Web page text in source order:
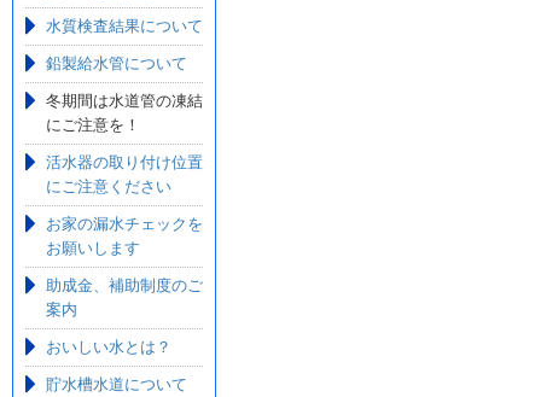
水質検査結果について
鉛製給水管について
冬期間は水道管の凍結
にご注意を！
活水器の取り付け位置
にご注意ください
お家の漏水チェックを
お願いします
助成金、補助制度のご
案内
おいしい水とは？
貯水槽水道について